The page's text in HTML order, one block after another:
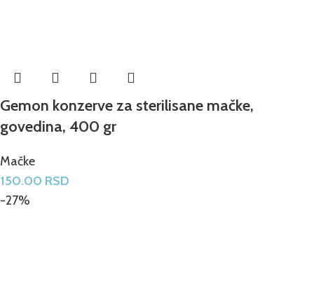
Gemon konzerve za sterilisane mačke,
govedina, 400 gr
Mačke
150.00 RSD
-27%